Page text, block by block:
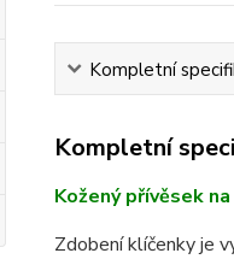
Kompletní
Kompletní
Kožený přívěsek
Zdobení klíčenky je